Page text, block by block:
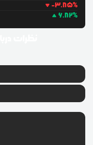
-3.85%
6.82%